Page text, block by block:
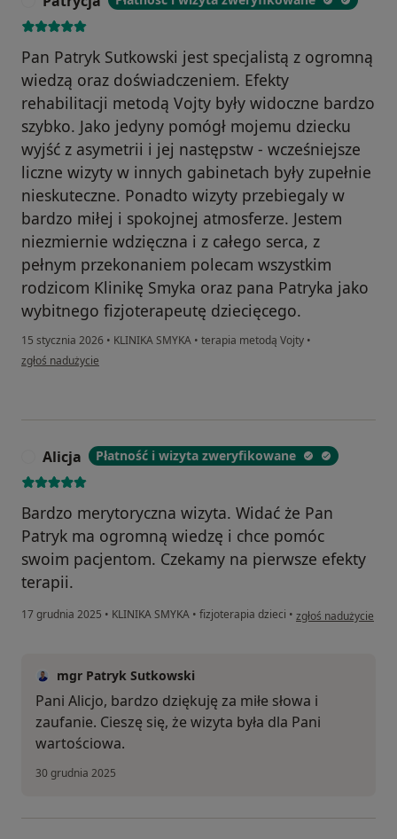
Pan Patryk Sutkowski jest specjalistą z ogromną
wiedzą oraz doświadczeniem. Efekty
rehabilitacji metodą Vojty były widoczne bardzo
szybko. Jako jedyny pomógł mojemu dziecku
wyjść z asymetrii i jej następstw - wcześniejsze
liczne wizyty w innych gabinetach były zupełnie
nieskuteczne. Ponadto wizyty przebiegaly w
bardzo miłej i spokojnej atmosferze. Jestem
niezmiernie wdzięczna i z całego serca, z
pełnym przekonaniem polecam wszystkim
rodzicom Klinikę Smyka oraz pana Patryka jako
wybitnego fizjoterapeutę dziecięcego.
15 stycznia 2026 • KLINIKA SMYKA • terapia metodą Vojty •
w opinii użytkownika Patrycja
zgłoś nadużycie
Alicja Płatność i wizyta zweryfikowane
Bardzo merytoryczna wizyta. Widać że Pan
Patryk ma ogromną wiedzę i chce pomóc
swoim pacjentom. Czekamy na pierwsze efekty
terapii.
17 grudnia 2025 • KLINIKA SMYKA • fizjoterapia dzieci • w opinii
zgłoś nadużycie
mgr Patryk Sutkowski
Pani Alicjo, bardzo dziękuję za miłe słowa i
zaufanie. Cieszę się, że wizyta była dla Pani
wartościowa.
30 grudnia 2025